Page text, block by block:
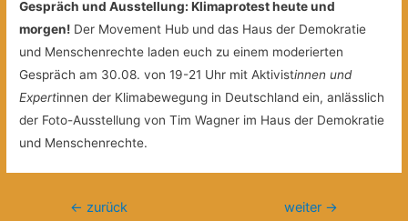
Gespräch und Ausstellung: Klimaprotest heute und
morgen! Der Movement Hub und das Haus der Demokratie
und Menschenrechte laden euch zu einem moderierten
Gespräch am 30.08. von 19-21 Uhr mit Aktivistinnen und
Expertinnen der Klimabewegung in Deutschland ein, anlässlich
der Foto-Ausstellung von Tim Wagner im Haus der Demokratie
und Menschenrechte.
Beitragsnavigation
← zurück weiter →